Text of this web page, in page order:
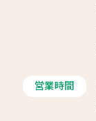
営業時間